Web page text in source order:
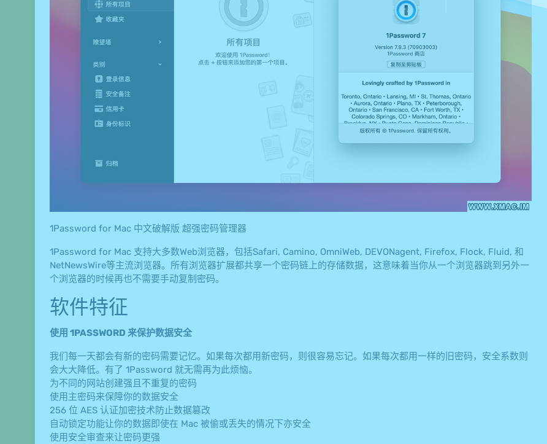
1Password for Mac 中文破解版 超强密码管理器
1Password for Mac 支持大多数Web浏览器，包括Safari, Camino, OmniWeb, DEVONagent, Firefox, Flock, Fluid, 和
NetNewsWire等主流浏览器。所有浏览器扩展都共享一个密码链上的存储数据，这意味着当你从一个浏览器跳到另外一
个浏览器的时候再也不需要手动复制密码。
软件特征
使用 1PASSWORD 来保护数据安全
我们每一天都会有新的密码需要记忆。如果每次都用新密码，则很容易忘记。如果每次都用一样的旧密码，安全系数则
会大大降低。有了 1Password 就无需再为此烦恼。
为不同的网站创建强且不重复的密码
使用主密码来保障你的数据安全
256 位 AES 认证加密技术防止数据篡改
自动锁定功能让你的数据即使在 Mac 被偷或丢失的情况下亦安全
使用安全审查来让密码更强